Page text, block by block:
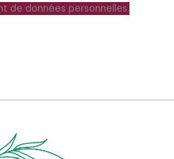
de données personnelles.